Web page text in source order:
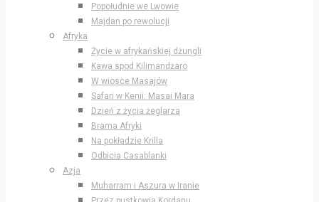
Popołudnie we Lwowie
Majdan po rewolucji
Afryka
Życie w afrykańskiej dżungli
Kawa spod Kilimandżaro
W wiosce Masajów
Safari w Kenii: Masai Mara
Dzień z życia żeglarza
Brama Afryki
Na pokładzie Krilla
Odbicia Casablanki
Azja
Muharram i Aszura w Iranie